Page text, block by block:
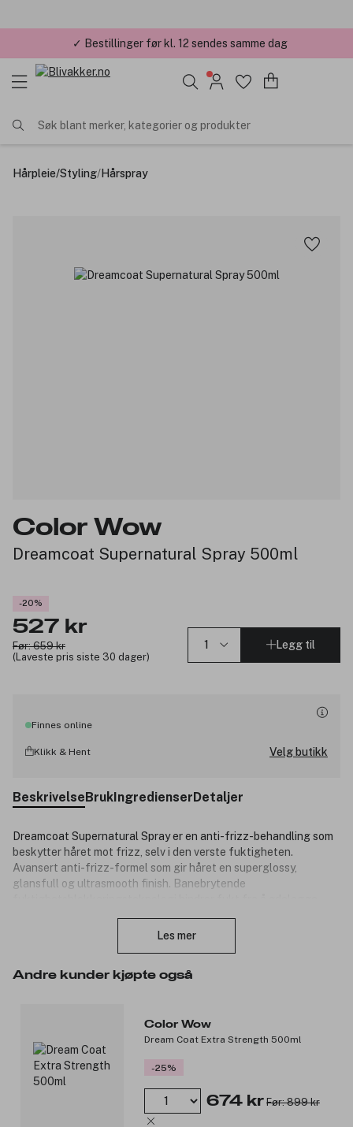
Søk blant merker, kategorier og produkter
Hårpleie/Styling/Hårspray
Color Wow
Dreamcoat Supernatural Spray 500ml
-20%
527 kr
Før: 659 kr
(Laveste pris siste 30 dager)
Legg til
Finnes online
Klikk & Hent Velg butikk
BeskrivelseBrukIngredienserDetaljer
Dreamcoat Supernatural Spray er en anti-frizz-behandling som
beskytter håret mot frizz, selv i den verste fuktigheten.
Avansert anti-frizz-formel som gir håret en superglossy,
glansfull og ultrasmooth finish. Banebrytende
Les mer
Andre kunder kjøpte også
Color Wow
Dream Coat Extra Strength 500ml
-25%
674 kr Før: 899 kr